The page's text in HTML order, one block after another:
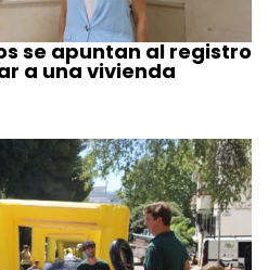
se apuntan al registro
a una vivienda